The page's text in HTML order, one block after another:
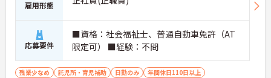
雇用形態
応募要件
■資格：社会福祉士、普通自動車免許（AT
限定可） ■経験：不問
残業少なめ 託児所・育児補助 日勤のみ
年間休日110日以上